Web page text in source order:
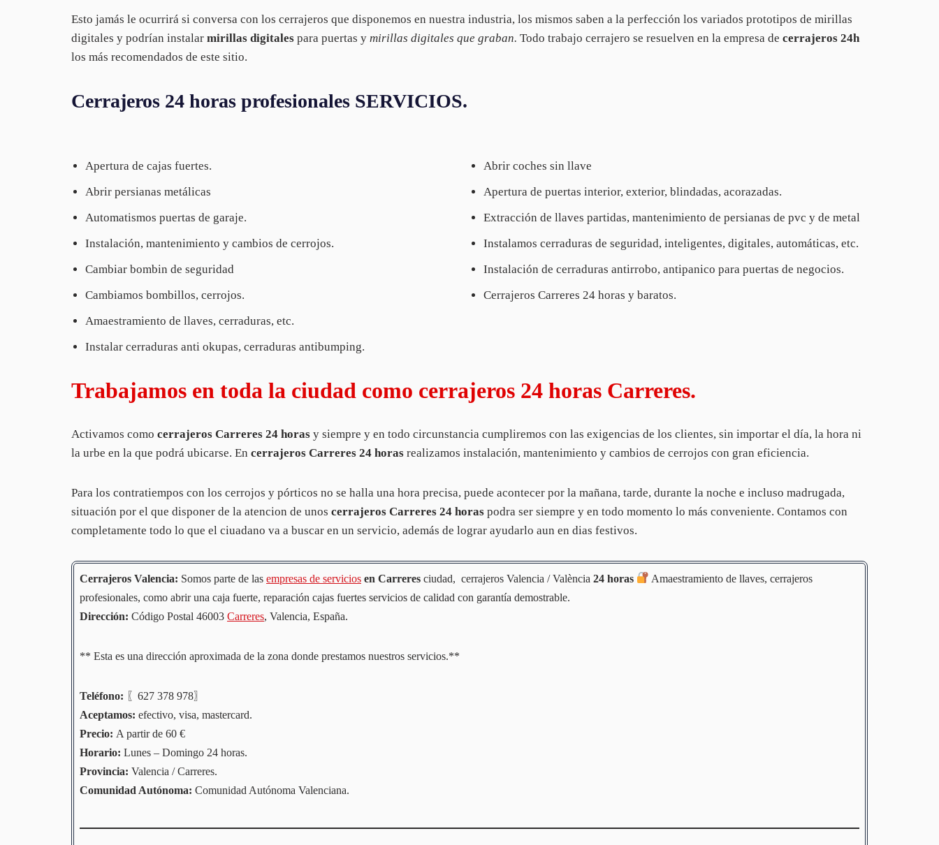
Esto jamás le ocurrirá si conversa con los cerrajeros que disponemos en nuestra industria, los mismos saben a la perfección los variados prototipos de mirillas
digitales y podrían instalar mirillas digitales para puertas y mirillas digitales que graban. Todo trabajo cerrajero se resuelven en la empresa de cerrajeros 24h
los más recomendados de este sitio.
Cerrajeros 24 horas profesionales SERVICIOS.
Apertura de cajas fuertes.
Abrir persianas metálicas
Automatismos puertas de garaje.
Instalación, mantenimiento y cambios de cerrojos.
Cambiar bombin de seguridad
Cambiamos bombillos, cerrojos.
Amaestramiento de llaves, cerraduras, etc.
Instalar cerraduras anti okupas, cerraduras antibumping.
Abrir coches sin llave
Apertura de puertas interior, exterior, blindadas, acorazadas.
Extracción de llaves partidas, mantenimiento de persianas de pvc y de metal
Instalamos cerraduras de seguridad, inteligentes, digitales, automáticas, etc.
Instalación de cerraduras antirrobo, antipanico para puertas de negocios.
Cerrajeros Carreres 24 horas y baratos.
Trabajamos en toda la ciudad como cerrajeros 24 horas Carreres.
Activamos como cerrajeros Carreres 24 horas y siempre y en todo circunstancia cumpliremos con las exigencias de los clientes, sin importar el día, la hora ni
la urbe en la que podrá ubicarse. En cerrajeros Carreres 24 horas realizamos instalación, mantenimiento y cambios de cerrojos con gran eficiencia.
Para los contratiempos con los cerrojos y pórticos no se halla una hora precisa, puede acontecer por la mañana, tarde, durante la noche e incluso madrugada,
situación por el que disponer de la atencion de unos cerrajeros Carreres 24 horas podra ser siempre y en todo momento lo más conveniente. Contamos con
completamente todo lo que el ciuadano va a buscar en un servicio, además de lograr ayudarlo aun en dias festivos.
Cerrajeros Valencia: Somos parte de las empresas de servicios en Carreres ciudad, cerrajeros Valencia / València 24 horas
Amaestramiento de llaves, cerrajeros
profesionales, como abrir una caja fuerte, reparación cajas fuertes servicios de calidad con garantía demostrable.
Dirección: Código Postal 46003 Carreres, Valencia, España.
** Esta es una dirección aproximada de la zona donde prestamos nuestros servicios.**
Teléfono: 〖627 378 978〗
Aceptamos: efectivo, visa, mastercard.
Precio: A partir de 60 €
Horario: Lunes – Domingo 24 horas.
Provincia: Valencia / Carreres.
Comunidad Autónoma: Comunidad Autónoma Valenciana.